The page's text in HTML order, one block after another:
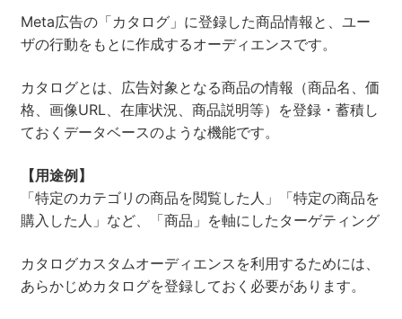
Meta広告の「カタログ」に登録した商品情報と、ユー
ザの行動をもとに作成するオーディエンスです。
カタログとは、広告対象となる商品の情報（商品名、価
格、画像URL、在庫状況、商品説明等）を登録・蓄積し
ておくデータベースのような機能です。
【用途例】
「特定のカテゴリの商品を閲覧した人」「特定の商品を
購入した人」など、「商品」を軸にしたターゲティング
カタログカスタムオーディエンスを利用するためには、
あらかじめカタログを登録しておく必要があります。